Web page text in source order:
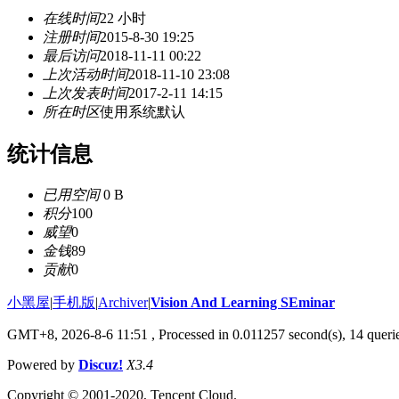
在线时间22 小时
注册时间2015-8-30 19:25
最后访问2018-11-11 00:22
上次活动时间2018-11-10 23:08
上次发表时间2017-2-11 14:15
所在时区使用系统默认
统计信息
已用空间0 B
积分100
威望0
金钱89
贡献0
小黑屋|手机版|Archiver|Vision And Learning SEminar
GMT+8, 2026-8-6 11:51 , Processed in 0.011257 second(s), 14
Powered by Discuz! X3.4
Copyright © 2001-2020, Tencent Cloud.